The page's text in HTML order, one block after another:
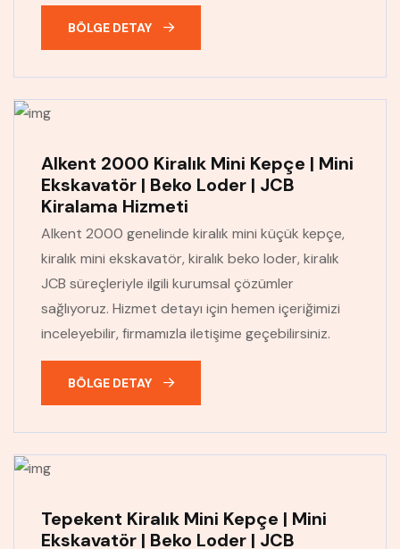
BÖLGE DETAY
Alkent 2000 Kiralık Mini Kepçe | Mini
Ekskavatör | Beko Loder | JCB
Kiralama Hizmeti
Alkent 2000 genelinde kiralık mini küçük kepçe,
kiralık mini ekskavatör, kiralık beko loder, kiralık
JCB süreçleriyle ilgili kurumsal çözümler
sağlıyoruz. Hizmet detayı için hemen içeriğimizi
inceleyebilir, firmamızla iletişime geçebilirsiniz.
BÖLGE DETAY
Tepekent Kiralık Mini Kepçe | Mini
Ekskavatör | Beko Loder | JCB